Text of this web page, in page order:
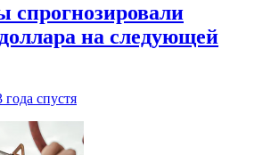
спрогнозировали
на следующей
года спустя